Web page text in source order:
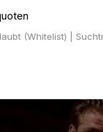
(Whitelist) |